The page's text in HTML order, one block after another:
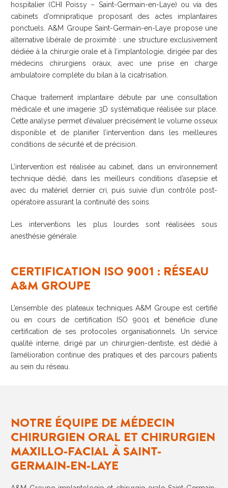
hospitalier (CHI Poissy – Saint-Germain-en-Laye) ou via des
cabinets d’omnipratique proposant des actes implantaires
ponctuels. A&M Groupe Saint-Germain-en-Laye propose une
alternative libérale de proximité : une structure exclusivement
dédiée à la chirurgie orale et à l’implantologie, dirigée par des
médecins chirurgiens oraux, avec une prise en charge
ambulatoire complète du bilan à la cicatrisation.
Chaque traitement implantaire débute par une consultation
médicale et une imagerie 3D systématique réalisée sur place.
Cette analyse permet d’évaluer précisément le volume osseux
disponible et de planifier l’intervention dans les meilleures
conditions de sécurité et de précision.
L’intervention est réalisée au cabinet, dans un environnement
technique dédié, dans les meilleurs conditions d’asepsie et
avec du matériel dernier cri, puis suivie d’un contrôle post-
opératoire assurant la continuité des soins.
Les interventions les plus lourdes sont réalisées sous
anesthésie générale.
CERTIFICATION ISO 9001 : RÉSEAU
A&M GROUPE
L’ensemble des plateaux techniques A&M Groupe est certifié
ou en cours de certification ISO 9001 et bénéficie d’une
certification de ses protocoles organisationnels. Un service
qualité interne, dirigé par un chirurgien-dentiste, est dédié à
l’amélioration continue des pratiques et des parcours patients
au sein du réseau.
NOTRE ÉQUIPE DE MÉDECIN
CHIRURGIEN ORAL ET CHIRURGIEN
MAXILLO-FACIAL À SAINT-
GERMAIN-EN-LAYE